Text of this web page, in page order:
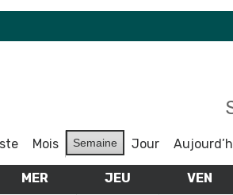
Mois Semaine Jour
MER MERCREDIJEU VEN